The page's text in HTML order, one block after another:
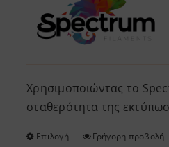
Χρησιμοποιώντας το
σταθερότητα της
Επιλογή
Αυτό
Γρήγορη προβολή